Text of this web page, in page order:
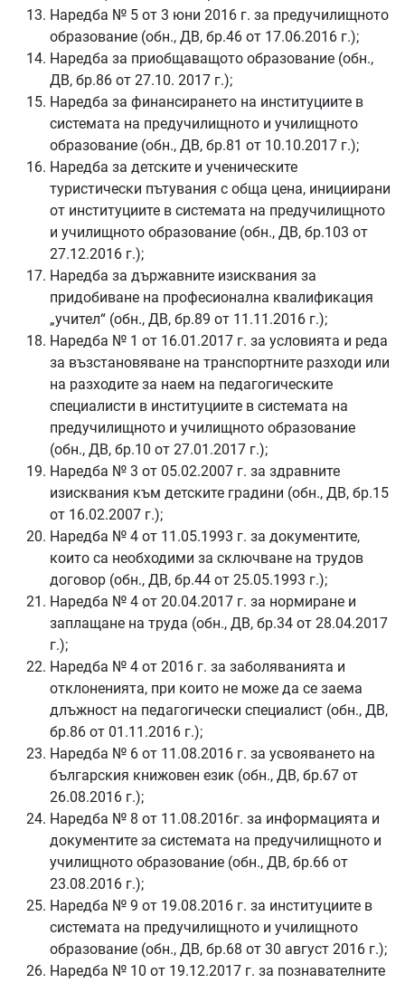
Наредба № 5 от 3 юни 2016 г. за предучилищното
образование (обн., ДВ, бр.46 от 17.06.2016 г.);
Наредба за приобщаващото образование (обн.,
ДВ, бр.86 от 27.10. 2017 г.);
Наредба за финансирането на институциите в
системата на предучилищното и училищното
образование (обн., ДВ, бр.81 от 10.10.2017 г.);
Наредба за детските и ученическите
туристически пътувания с обща цена, инициирани
от институциите в системата на предучилищното
и училищното образование (обн., ДВ, бр.103 от
27.12.2016 г.);
Наредба за държавните изисквания за
придобиване на професионална квалификация
„учител“ (обн., ДВ, бр.89 от 11.11.2016 г.);
Наредба № 1 от 16.01.2017 г. за условията и реда
за възстановяване на транспортните разходи или
на разходите за наем на педагогическите
специалисти в институциите в системата на
предучилищното и училищното образование
(обн., ДВ, бр.10 от 27.01.2017 г.);
Наредба № 3 от 05.02.2007 г. за здравните
изисквания към детските градини (обн., ДВ, бр.15
от 16.02.2007 г.);
Наредба № 4 от 11.05.1993 г. за документите,
които са необходими за сключване на трудов
договор (обн., ДВ, бр.44 от 25.05.1993 г.);
Наредба № 4 от 20.04.2017 г. за нормиране и
заплащане на труда (обн., ДВ, бр.34 от 28.04.2017
г.);
Наредба № 4 от 2016 г. за заболяванията и
отклоненията, при които не може да се заема
длъжност на педагогически специалист (обн., ДВ,
бр.86 от 01.11.2016 г.);
Наредба № 6 от 11.08.2016 г. за усвояването на
българския книжовен език (обн., ДВ, бр.67 от
26.08.2016 г.);
Наредба № 8 от 11.08.2016г. за информацията и
документите за системата на предучилищното и
училищното образование (обн., ДВ, бр.66 от
23.08.2016 г.);
Наредба № 9 от 19.08.2016 г. за институциите в
системата на предучилищното и училищното
образование (обн., ДВ, бр.68 от 30 август 2016 г.);
Наредба № 10 от 19.12.2017 г. за познавателните